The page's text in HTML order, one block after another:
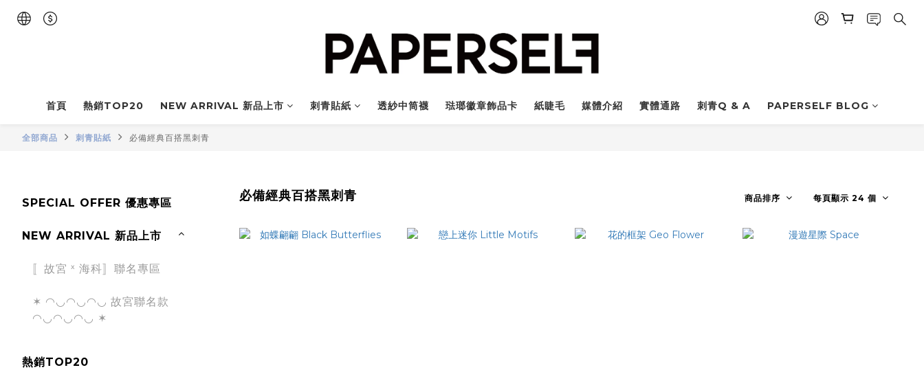
首頁 熱銷TOP20 NEW ARRIVAL 新品上市 刺青貼紙 透紗中筒襪 琺瑯徽章飾品卡 紙睫毛 媒體介紹 實體通路 刺青Q & A PAPERSELF BLOG
全部商品 刺青貼紙 必備經典百搭黑刺青
SPECIAL OFFER 優惠專區
NEW ARRIVAL 新品上市
〚故宮 ˣ 海科〛聯名專區
✶ ◠◡◠◡◠◡ 故宮聯名款
◠◡◠◡◠◡ ✶
熱銷TOP20
必備經典百搭黑刺青 商品排序 每頁顯示 24 個